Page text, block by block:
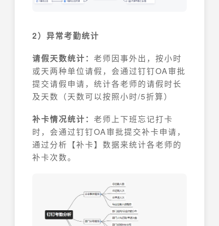
2）异常考勤统计
请假天数统计： 老师因事外出，按小时
或天两种单位请假，会通过钉钉OA审批
提交请假申请，统计各老师的请假时长
及天数（天数可以按照小时/5折算）
补卡情况统计： 老师上下班忘记打卡
时，会通过钉钉OA审批提交补卡申请，
通过分析【补卡】数据来统计各老师的
补卡次数。